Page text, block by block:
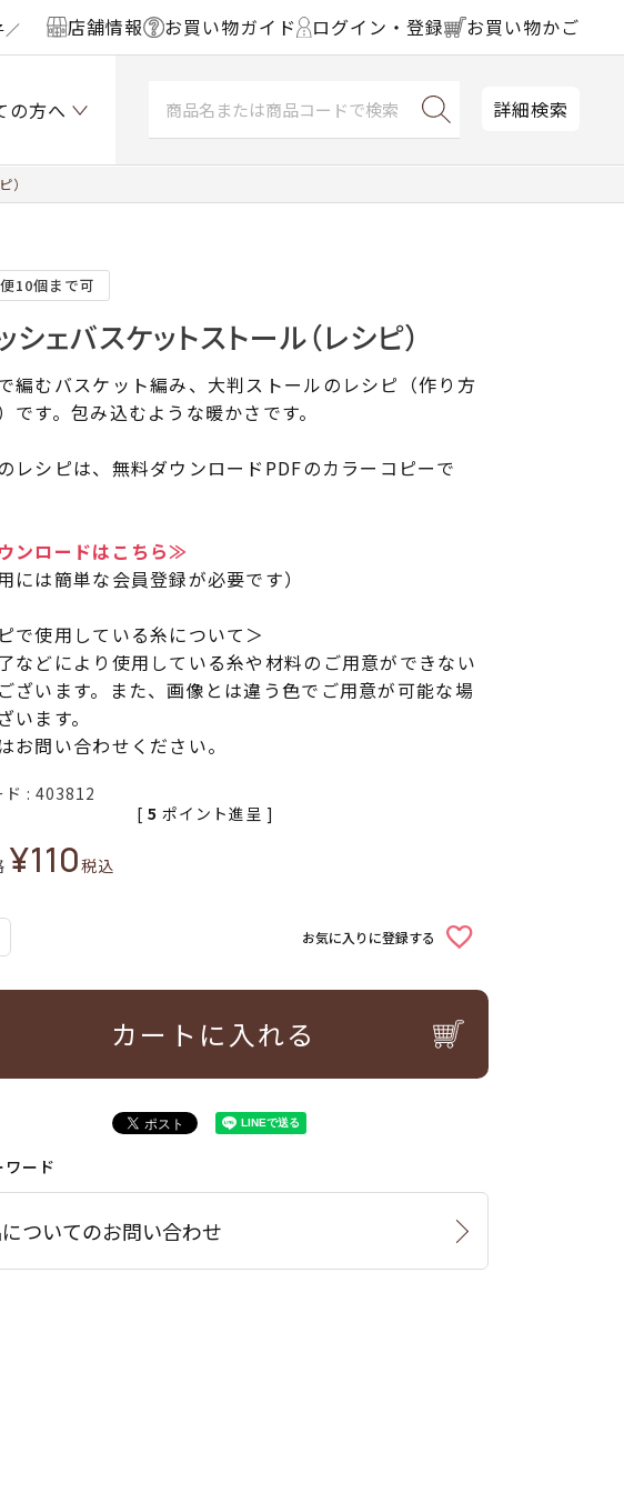
／ 店舗情報 お買い物ガイド ログイン・登録 お買い物かご
の方へ 詳細検索
）
10個まで可
シェバスケットストール（レシピ）
編むバスケット編み、大判ストールのレシピ（作り方
です。包み込むような暖かさです。
レシピは、無料ダウンロードPDFのカラーコピーで
ンロードはこちら≫
には簡単な会員登録が必要です）
で使用している糸について＞
などにより使用している糸や材料のご用意ができない
ざいます。また、画像とは違う色でご用意が可能な場
います。
お問い合わせください。
403812
¥110税込
[ 5 ポイント進呈 ]
お気に入りに登録する
カートに入れる
ワード
ついてのお問い合わせ